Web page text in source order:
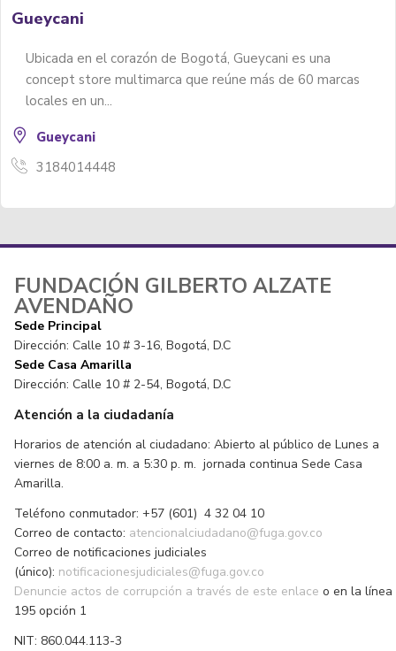
Bulkar
Roger Avendaño. Muralista y Artista gráfico de la
de Bogotá con más de...
FUNDACIÓN GILBERTO ALZATE
AVENDAÑO
Sede Principal
Dirección: Calle 10 # 3-16, Bogotá, D.C
Sede Casa Amarilla
Dirección: Calle 10 # 2-54, Bogotá, D.C
Atención a la ciudadanía
Horarios de atención al ciudadano: Abierto al público de Lunes a
viernes de 8:00 a. m. a 5:30 p. m. jornada continua Sede Casa
Amarilla.
Teléfono conmutador: +57 (601) 4 32 04 10
Correo de contacto: atencionalciudadano@fuga.gov.co
Correo de notificaciones judiciales
(único): notificacionesjudiciales@fuga.gov.co
Denuncie actos de corrupción a través de este enlace o en la línea
195 opción 1
NIT: 860.044.113-3